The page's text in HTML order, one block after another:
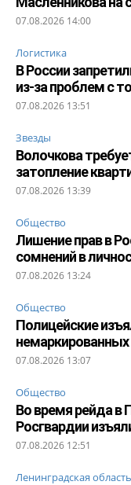
07.08.2026 14:00
Логистика
В России
из-за проблем с
07.08.2026 13:51
Звезды
Волочкова
затопление
07.08.2026 13:39
Общество
Лишение прав в
сомнений в
07.08.2026 13:24
Общество
Полицейские
немаркированных
07.08.2026 13:07
Общество
Во время рейда в
Росгвардии
07.08.2026 12:51
Ленинградская область